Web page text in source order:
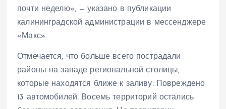
почти неделю», — указано в публикации
калининградской администрации в мессенджере
«Макс».
Отмечается, что больше всего пострадали
районы на западе региональной столицы,
которые находятся ближе к заливу. Повреждено
13 автомобилей. Восемь территорий остались